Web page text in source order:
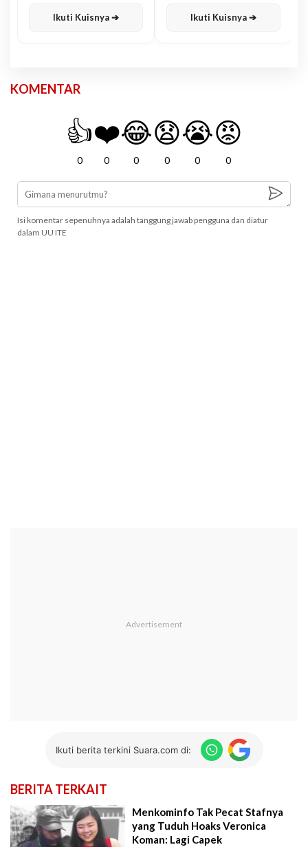
Ikuti Kuisnya ➔ Ikuti Kuisnya ➔
KOMENTAR
👍
0
❤️
0
😂
0
😧
0
😭
0
😡
0
Isi komentar sepenuhnya adalah tanggung jawab pengguna dan diatur
dalam UU ITE
Ikuti berita terkini Suara.com di:
BERITA TERKAIT
Menkominfo Tak Pecat Stafnya
yang Tuduh Hoaks Veronica
Koman: Lagi Capek